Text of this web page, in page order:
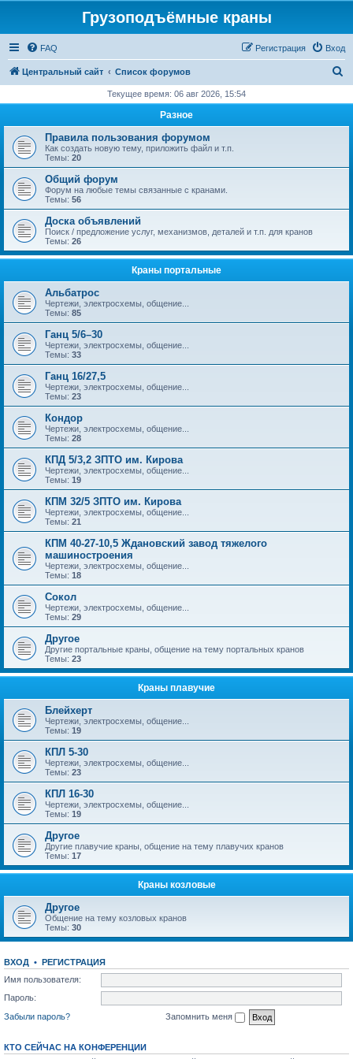
Грузоподъёмные краны
FAQ Вход
Регистрация
Центральный сайт Список форумов
с
Текущее время: 06 авг 2026, 15:54
Разное
Правила пользования форумом
Как создать новую тему, приложить файл и т.п.
Темы: 20
Общий форум
Форум на любые темы связанные с кранами.
Темы: 56
Доска объявлений
Поиск / предложение услуг, механизмов, деталей и т.п. для кранов
Темы: 26
Краны портальные
Альбатрос
Чертежи, электросхемы, общение...
Темы: 85
Ганц 5/6–30
Чертежи, электросхемы, общение...
Темы: 33
Ганц 16/27,5
Чертежи, электросхемы, общение...
Темы: 23
Кондор
Чертежи, электросхемы, общение...
Темы: 28
КПД 5/3,2 ЗПТО им. Кирова
Чертежи, электросхемы, общение...
Темы: 19
КПМ 32/5 ЗПТО им. Кирова
Чертежи, электросхемы, общение...
Темы: 21
КПМ 40-27-10,5 Ждановский завод тяжелого
машиностроения
Чертежи, электросхемы, общение...
Темы: 18
Сокол
Чертежи, электросхемы, общение...
Темы: 29
Другое
Другие портальные краны, общение на тему портальных кранов
Темы: 23
Краны плавучие
Блейхерт
Чертежи, электросхемы, общение...
Темы: 19
КПЛ 5-30
Чертежи, электросхемы, общение...
Темы: 23
КПЛ 16-30
Чертежи, электросхемы, общение...
Темы: 19
Другое
Другие плавучие краны, общение на тему плавучих кранов
Темы: 17
Краны козловые
Другое
Общение на тему козловых кранов
Темы: 30
ВХОД • РЕГИСТРАЦИЯ
Имя пользователя:
Пароль:
Забыли пароль?
Запомнить меня
КТО СЕЙЧАС НА КОНФЕРЕНЦИИ